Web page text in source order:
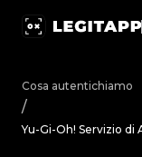
Cosa autentichiamo
/
Yu-Gi-Oh! Servizio di